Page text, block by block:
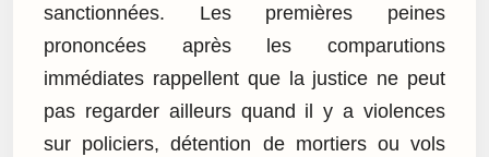
sanctionnées. Les premières peines
prononcées après les comparutions
immédiates rappellent que la justice ne peut
pas regarder ailleurs quand il y a violences
sur policiers, détention de mortiers ou vols